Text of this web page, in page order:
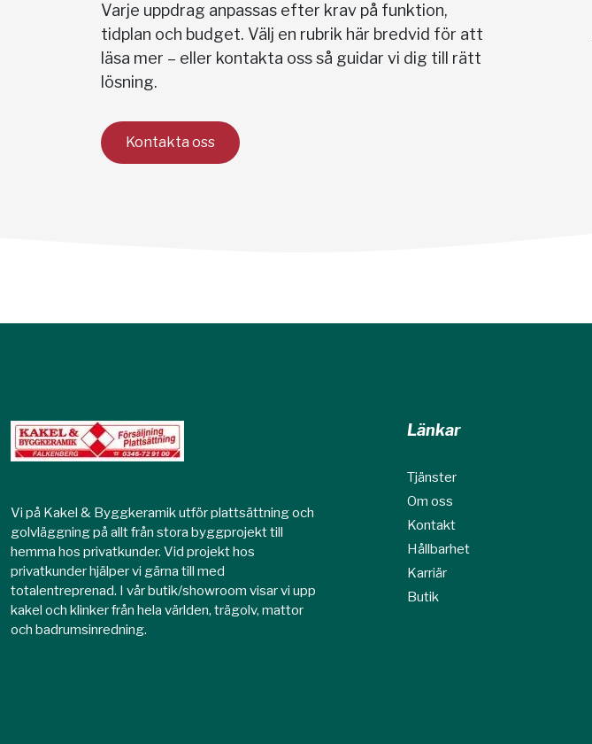
Varje uppdrag anpassas efter krav på funktion,
tidplan och budget. Välj en rubrik här bredvid för att
läsa mer – eller kontakta oss så guidar vi dig till rätt
lösning.
Kontakta oss
Vi på Kakel & Byggkeramik utför plattsättning och
golvläggning på allt från stora byggprojekt till
hemma hos privatkunder. Vid projekt hos
privatkunder hjälper vi gärna till med
totalentreprenad. I vår butik/showroom visar vi upp
kakel och klinker från hela världen, trägolv, mattor
och badrumsinredning.
Länkar
Tjänster
Om oss
Kontakt
Hållbarhet
Karriär
Butik